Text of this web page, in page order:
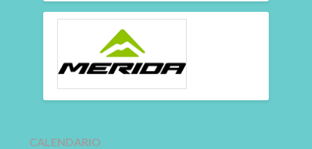
CALENDARIO